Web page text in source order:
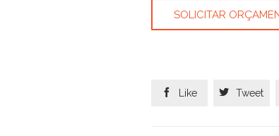
SOLICITAR
 Like  Tweet